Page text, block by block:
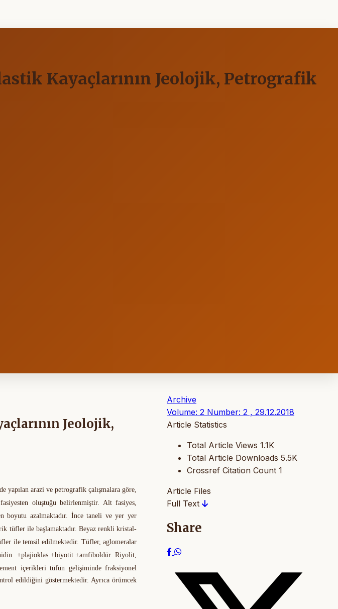
Kayaçlarının Jeolojik, Petrografik
Jeolojik,
yapılan arazi ve petrografik çalışmalara göre,
oluştuğu belirlenmiştir. Alt fasiyes,
boyutu azalmaktadır. İnce taneli ve yer yer
tüfler ile başlamaktadır. Beyaz renkli kristal-
ile temsil edilmektedir. Tüfler, aglomeralar
+plajioklas +biyotit ±amfiboldür. Riyolit,
içerikleri tüfün gelişiminde fraksiyonel
edildiğini göstermektedir. Ayrıca örümcek
Archive
Volume: 2 Number: 2 , 29.12.2018
Article Statistics
Total Article Views 1.1K
Total Article Downloads 5.5K
Crossref Citation Count 1
Article Files
Full Text
Share